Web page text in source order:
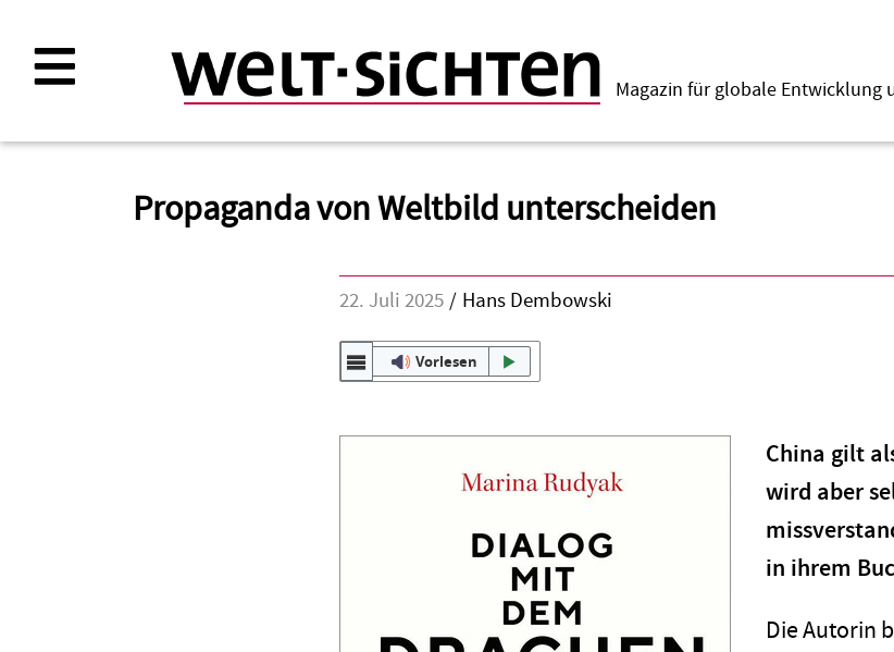
Inhalt
Magazin für globale
Propaganda von Weltbild unterscheiden
22. Juli 2025 Hans Dembowski
Vorlesen
China gilt
wird aber
in ihrem
Die Autorin